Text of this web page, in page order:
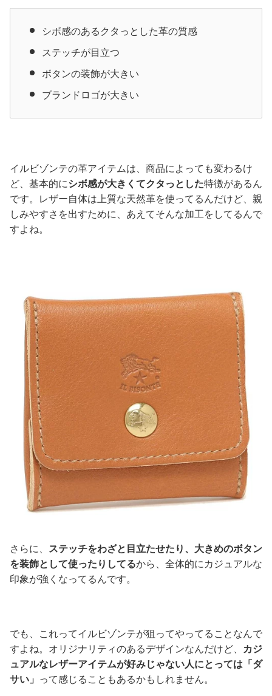
シボ感のあるクタっとした革の質感
ステッチが目立つ
ボタンの装飾が大きい
ブランドロゴが大きい
イルビゾンテの革アイテムは、商品によっても変わるけ
ど、基本的にシボ感が大きくてクタっとした特徴があるん
です。レザー自体は上質な天然革を使ってるんだけど、親
しみやすさを出すために、あえてそんな加工をしてるんで
すよね。
さらに、 ステッチをわざと目立たせたり、大きめのボタン
を装飾として使ったりしてるから、全体的にカジュアルな
印象が強くなってるんです。
でも、これってイルビゾンテが狙ってやってることなんで
すよね。オリジナリティのあるデザインなんだけど、 カジ
ュアルなレザーアイテムが好みじゃない人にとっては「ダ
サい」 って感じることもあるかもしれません。